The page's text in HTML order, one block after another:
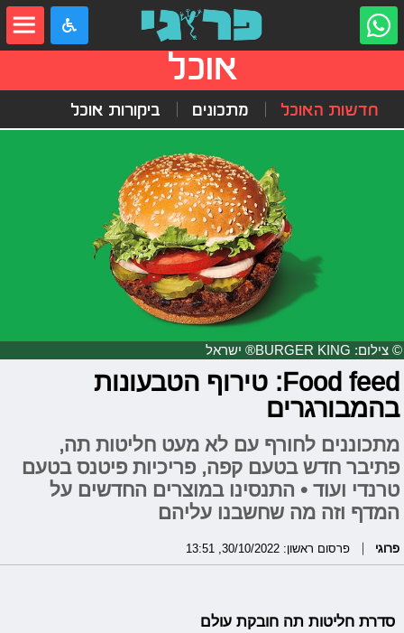
אוכל
חדשות האוכל מתכונים ביקורות אוכל
© צילום: BURGER KING® ישראל
Food feed: טירוף הטבעונות
בהמבורגרים
מתכוננים לחורף עם לא מעט חליטות תה,
פתיבר חדש בטעם קפה, פריכיות פיטנס בטעם
טרנדי ועוד • התנסינו במוצרים החדשים על
המדף וזה מה שחשבנו עליהם
פרוגי פרסום ראשון: 30/10/2022, 13:51
סדרת חליטות תה חובקת עולם